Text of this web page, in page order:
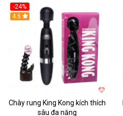
-24%
4.6
Chày rung King Kong kích thích
sâu đa năng